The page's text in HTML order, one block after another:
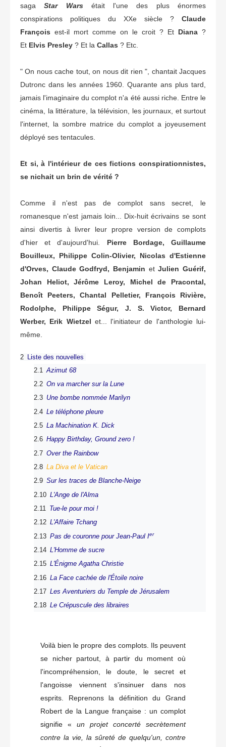
sagaStar Warsétait l'une des plus énormes
conspirations politiques du XXe siècle ? Claude
François est-il mort comme on le croit ? Et Diana ?
Et Elvis Presley ? Et la Callas ? Etc.
" On nous cache tout, on nous dit rien ", chantait Jacques
Dutronc dans les années 1960. Quarante ans plus tard,
jamais l'imaginaire du complot n'a été aussi riche. Entre le
cinéma, la littérature, la télévision, les journaux, et surtout
l'internet, la sombre matrice du complot a joyeusement
déployé ses tentacules.
Et si, à l'intérieur de ces fictions conspirationnistes,
se nichait un brin de vérité ?
Comme il n'est pas de complot sans secret, le
romanesque n'est jamais loin... Dix-huit écrivains se sont
ainsi divertis à livrer leur propre version de complots
d'hier et d'aujourd'hui. Pierre Bordage, Guillaume
Bouilleux, Philippe Colin-Olivier, Nicolas d'Estienne
d'Orves, Claude Godfryd, Benjamin etJulien Guérif,
Johan Heliot, Jérôme Leroy, Michel de Pracontal,
Benoît Peeters, Chantal Pelletier, François Rivière,
Rodolphe, Philippe Ségur, J. S. Victor, Bernard
Werber, Erik Wietzel et... l'initiateur de l'anthologie lui-
même.
2
Liste des nouvelles
2.1
Azimut 68
2.2 On va marcher sur la Lune
2.3 Une bombe nommée Marilyn
2.4 Le téléphone pleure
2.5 La Machination K. Dick
2.6 Happy Birthday, Ground zero !
2.7 Over the Rainbow
2.8 La Diva et le Vatican
2.9 Sur les traces de Blanche-Neige
2.10 L'Ange de l'Alma
2.11 Tue-le pour moi !
2.12 L'Affaire Tchang
2.13 Pas de couronne pour Jean-Paul Ier
2.14 L'Homme de sucre
2.15 L'Énigme Agatha Christie
2.16 La Face cachée de l'Étoile noire
2.17 Les Aventuriers du Temple de Jérusalem
2.18 Le Crépuscule des libraires
Voilà bien le propre des complots. Ils peuvent
se nicher partout, à partir du moment où
l'incompréhension, le doute, le secret et
l'angoisse viennent s'insinuer dans nos
esprits. Reprenons la définition du Grand
Robert de la Langue française : un complot
signifie « un projet concerté secrètement
contre la vie, la sûreté de quelqu'un, contre